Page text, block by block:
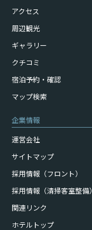
アクセス
周辺観光
ギャラリー
クチコミ
宿泊予約・確認
マップ検索
企業情報
運営会社
サイトマップ
採用情報（フロント）
採用情報（清掃客室整備）
関連リンク
ホテルトップ